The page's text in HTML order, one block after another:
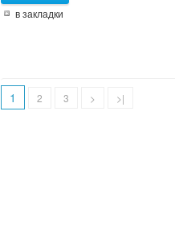
в закладки
1 2 3 > >|